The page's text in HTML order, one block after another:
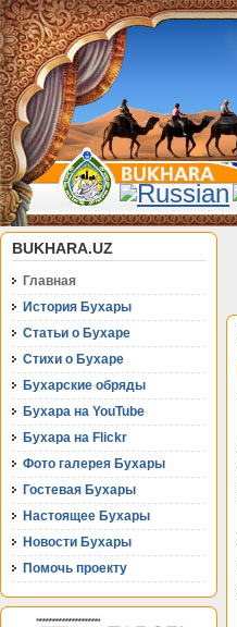
BUKHARA.UZ
Главная
История Бухары
Статьи о Бухаре
Стихи о Бухаре
Бухарские обряды
Бухара на YouTube
Бухара на Flickr
Фото галерея Бухары
Гостевая Бухары
Настоящее Бухары
Новости Бухары
Помочь проекту